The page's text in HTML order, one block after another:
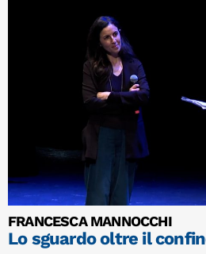
FRANCESCA MANNOCCHI
Lo sguardo oltre il